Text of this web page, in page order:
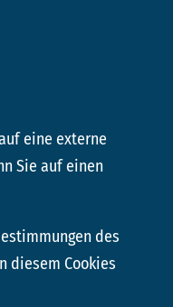
eine externe
Sie auf einen
des
diesem Cookies